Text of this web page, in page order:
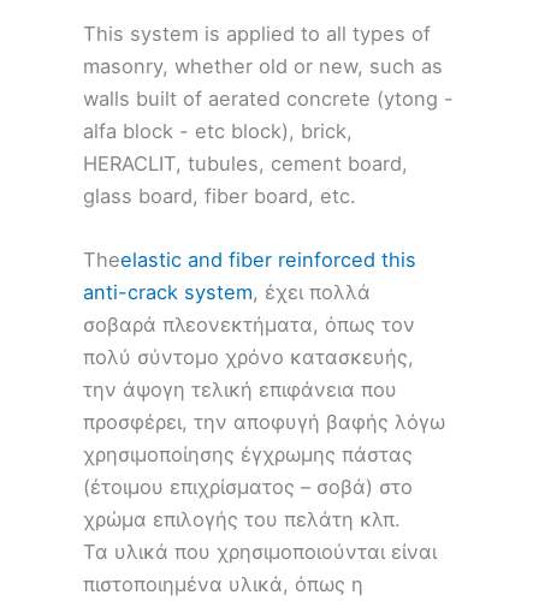
This system is applied to all types of
masonry, whether old or new, such as
walls built of aerated concrete (ytong -
alfa block - etc block), brick,
HERACLIT, tubules, cement board,
glass board, fiber board, etc.
Theelastic and fiber reinforced this
anti-crack system, έχει πολλά
σοβαρά πλεονεκτήματα, όπως τον
πολύ σύντομο χρόνο κατασκευής,
την άψογη τελική επιφάνεια που
προσφέρει, την αποφυγή βαφής λόγω
χρησιμοποίησης έγχρωμης πάστας
(έτοιμου επιχρίσματος – σοβά) στο
χρώμα επιλογής του πελάτη κλπ.
Τα υλικά που χρησιμοποιούνται είναι
πιστοποιημένα υλικά, όπως η